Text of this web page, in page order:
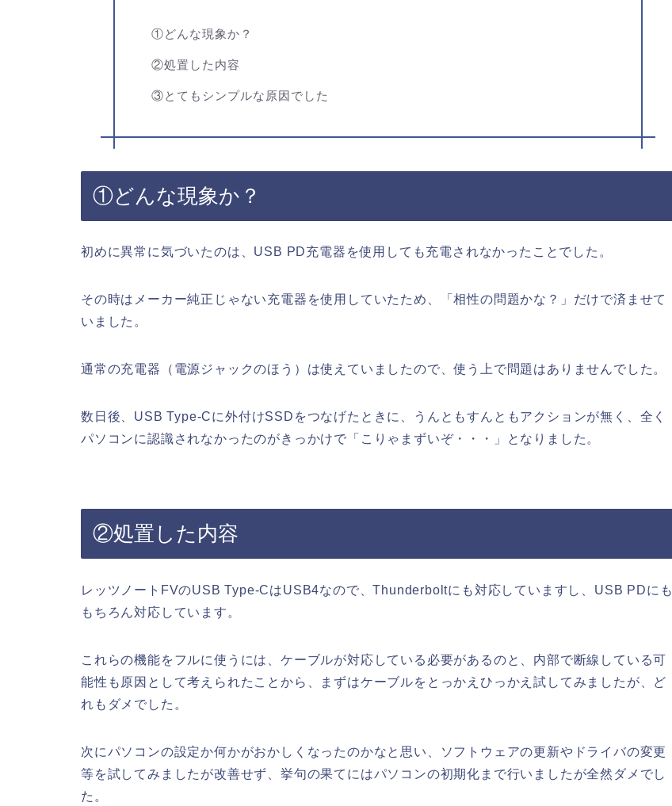
①どんな現象か？
②処置した内容
③とてもシンプルな原因でした
①どんな現象か？
初めに異常に気づいたのは、USB PD充電器を使用しても充電されなかったことでした。
その時はメーカー純正じゃない充電器を使用していたため、「相性の問題かな？」だけで済ませて
いました。
通常の充電器（電源ジャックのほう）は使えていましたので、使う上で問題はありませんでした。
数日後、USB Type-Cに外付けSSDをつなげたときに、うんともすんともアクションが無く、全く
パソコンに認識されなかったのがきっかけで「こりゃまずいぞ・・・」となりました。
②処置した内容
レッツノートFVのUSB Type-CはUSB4なので、Thunderboltにも対応していますし、USB PDにも
もちろん対応しています。
これらの機能をフルに使うには、ケーブルが対応している必要があるのと、内部で断線している可
能性も原因として考えられたことから、まずはケーブルをとっかえひっかえ試してみましたが、ど
れもダメでした。
次にパソコンの設定か何かがおかしくなったのかなと思い、ソフトウェアの更新やドライバの変更
等を試してみましたが改善せず、挙句の果てにはパソコンの初期化まで行いましたが全然ダメでし
た。